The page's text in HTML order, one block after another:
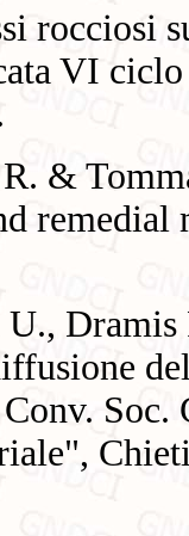
rocciosi
VI
&
remedial
Soc.